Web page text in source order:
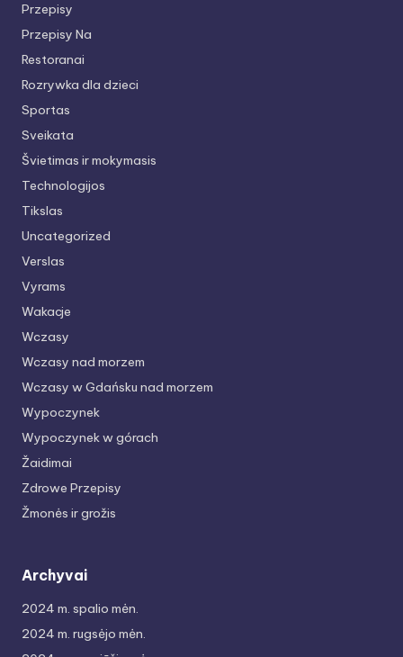
Przepisy
Przepisy Na
Restoranai
Rozrywka dla dzieci
Sportas
Sveikata
Švietimas ir mokymasis
Technologijos
Tikslas
Uncategorized
Verslas
Vyrams
Wakacje
Wczasy
Wczasy nad morzem
Wczasy w Gdańsku nad morzem
Wypoczynek
Wypoczynek w górach
Žaidimai
Zdrowe Przepisy
Žmonės ir grožis
Archyvai
2024 m. spalio mėn.
2024 m. rugsėjo mėn.